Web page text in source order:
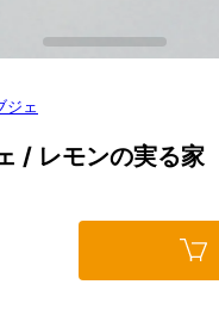
ジェ
/ レモンの実る家